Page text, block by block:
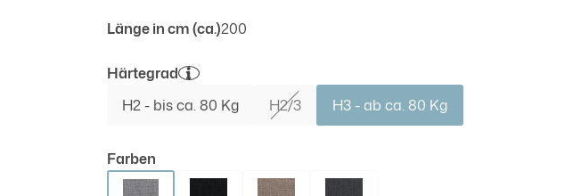
Länge in cm (ca.)auswählen
200
Härtegradauswählen
H2 - bis ca. 80 Kg
H2/3
(Diese Option ist zurzeit nicht verfügbar.)
H3 - ab ca. 80 Kg
Farbenauswählen